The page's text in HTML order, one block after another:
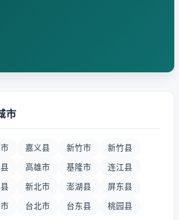
市
嘉义县 新竹市 新竹县
高雄市 基隆市 连江县
新北市 澎湖县 屏东县
台北市 台东县 桃园县